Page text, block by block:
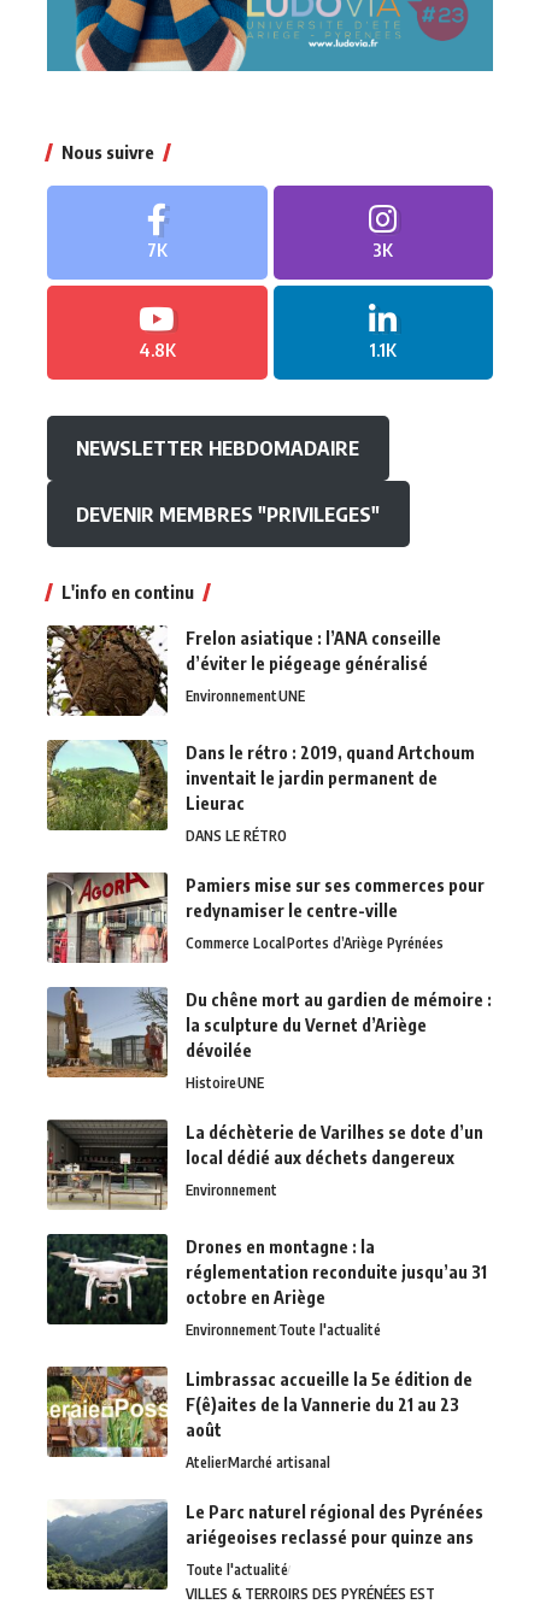
Nous suivre
7K 3K
4.8K 1.1K
NEWSLETTER HEBDOMADAIRE
DEVENIR MEMBRES "PRIVILEGES"
L'info en continu
Frelon asiatique : l’ANA conseille
d’éviter le piégeage généralisé
EnvironnementUNE
Dans le rétro : 2019, quand Artchoum
inventait le jardin permanent de
Lieurac
DANS LE RÉTRO
Pamiers mise sur ses commerces pour
redynamiser le centre-ville
Commerce Local Portes d’Ariège Pyrénées
Du chêne mort au gardien de mémoire :
la sculpture du Vernet d’Ariège
dévoilée
HistoireUNE
La déchèterie de Varilhes se dote d’un
local dédié aux déchets dangereux
Environnement
Drones en montagne : la
réglementation reconduite jusqu’au 31
octobre en Ariège
EnvironnementToute l'actualité
Limbrassac accueille la 5e édition de
F(ê)aites de la Vannerie du 21 au 23
août
AtelierMarché artisanal
Le Parc naturel régional des Pyrénées
ariégeoises reclassé pour quinze ans
Toute l'actualité
VILLES & TERROIRS DES PYRÉNÉES EST